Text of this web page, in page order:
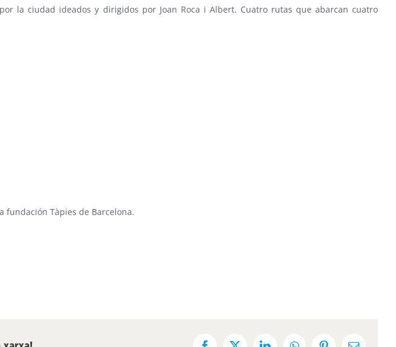
la ciudad ideados y dirigidos por Joan Roca i Albert. Cuatro rutas que abarcan cuatro
fundación Tàpies de Barcelona.